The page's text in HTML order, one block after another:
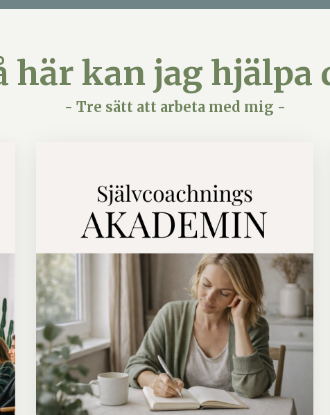
här kan jag hjälpa
- Tre sätt att arbeta med mig -